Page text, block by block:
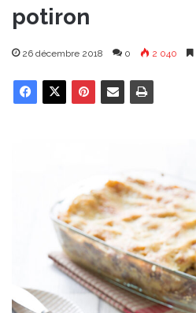
potiron
26 décembre 2018 0 2 040